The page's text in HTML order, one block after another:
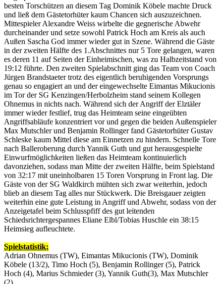
besten Torschützen an diesem Tag Dominik Köbele machte Druck
und ließ dem Gästetorhüter kaum Chancen sich auszuzeichnen.
Mittespieler Alexandre Weiss wirbelte die gegnerische Abwehr
durcheinander und setze sowohl Patrick Hoch am Kreis als auch
Außen Sascha God immer wieder gut in Szene. Während die Gäste
in der zweiten Hälfte des 1.Abschnittes nur 5 Tore gelangen, waren
es deren 11 auf Seiten der Einheimischen, was zu Halbzeitstand von
19:12 führte. Den zweiten Spielabschnitt ging das Team von Coach
Jürgen Brandstaeter trotz des eigentlich beruhigenden Vorsprungs
genau so engagiert an und der eingewechselte Eimantas Mikucionis
im Tor der SG Kenzingen/Herbolzheim stand seinem Kollegen
Ohnemus in nichts nach. Während sich der Angriff der Elztäler
immer wieder festlief, trug das Heimteam seine eingeübten
Angriffsabläufe konzentriert vor und gegen die beiden Außenspieler
Max Mutschler und Benjamin Rollinger fand Gästetorhüter Gustav
Schleske kaum Mittel diese am Einnetzen zu hindern. Schnelle Tore
nach Balleroberung durch Yannik Guth und gut herausgespielte
Einwurfmöglichkeiten ließen das Heimteam kontinuierlich
davonziehen, sodass man Mitte der zweiten Hälfte, beim Spielstand
von 32:17 mit uneinholbaren 15 Toren Vorsprung in Front lag. Die
Gäste von der SG Waldkirch mühten sich zwar weiterhin, jedoch
blieb an diesem Tag alles nur Stückwerk. Die Breisgauer zeigten
weiterhin eine gute Leistung in Angriff und Abwehr, sodass von der
Anzeigetafel beim Schlusspfiff des gut leitenden
Schiedsrichtergespannes Eliane Elbl/Tobias Huschle ein 38:15
Heimsieg aufleuchtete.
Spielstatistik:
Adrian Ohnemus (TW), Eimantas Mikucionis (TW), Dominik
Köbele (13/2), Timo Hoch (5), Benjamin Rollinger (5), Patrick
Hoch (4), Marius Schmieder (3), Yannik Guth(3), Max Mutschler
(2),